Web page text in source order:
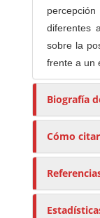
diferentes
sobre la
frente a un
Biografía
Cómo citar